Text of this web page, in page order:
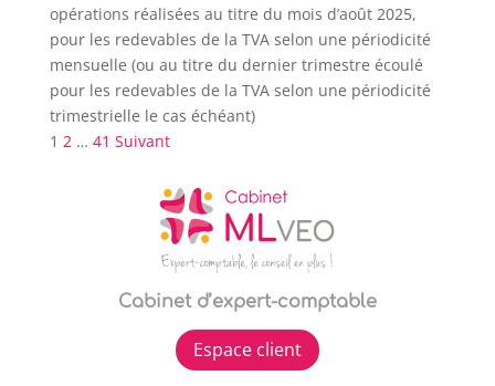
opérations réalisées au titre du mois d’août 2025,
pour les redevables de la TVA selon une périodicité
mensuelle (ou au titre du dernier trimestre écoulé
pour les redevables de la TVA selon une périodicité
trimestrielle le cas échéant)
Pagination
publications
1 2 … 41 Suivant
Cabinet d’expert-comptable
Espace client